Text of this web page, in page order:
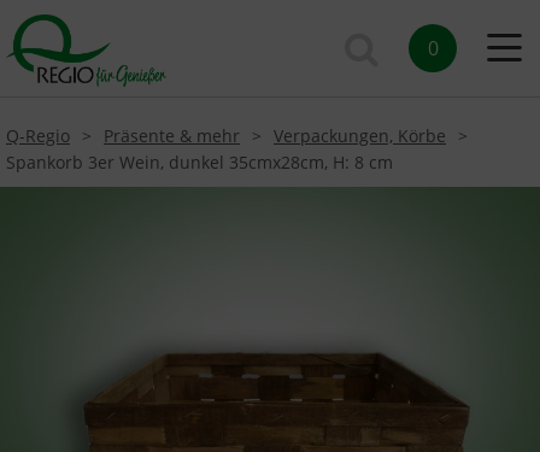
0
Q-Regio Präsente & mehr
Verpackungen, Körbe
Spankorb 3er Wein, dunkel 35cmx28cm, H: 8 cm